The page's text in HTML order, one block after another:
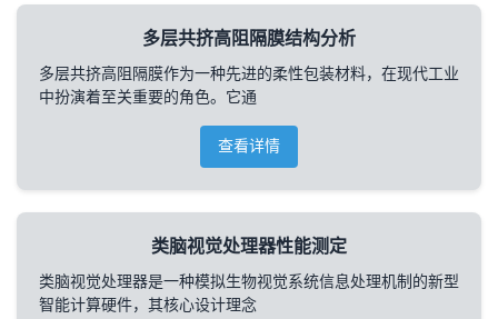
多层共挤高阻隔膜结构分析
多层共挤高阻隔膜作为一种先进的柔性包装材料，在现代工业
中扮演着至关重要的角色。它通
查看详情
类脑视觉处理器性能测定
类脑视觉处理器是一种模拟生物视觉系统信息处理机制的新型
智能计算硬件，其核心设计理念